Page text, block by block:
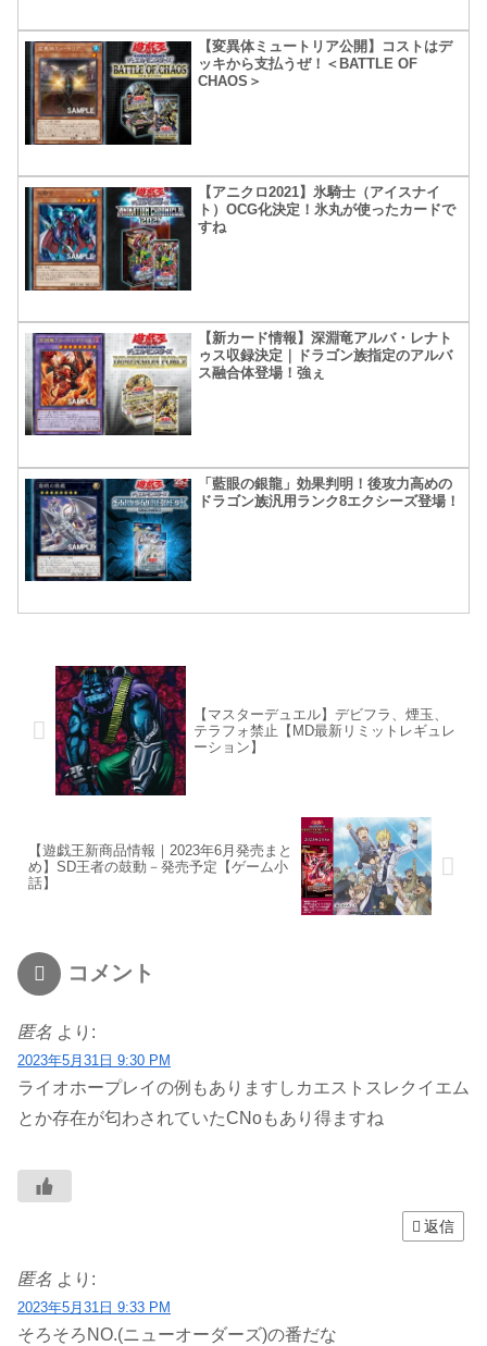
【変異体ミュートリア公開】コストはデ
ッキから支払うぜ！＜BATTLE OF
CHAOS＞
【アニクロ2021】氷騎士（アイスナイ
ト）OCG化決定！氷丸が使ったカードで
すね
【新カード情報】深淵竜アルバ・レナト
ゥス収録決定｜ドラゴン族指定のアルバ
ス融合体登場！強ぇ
「藍眼の銀龍」効果判明！後攻力高めの
ドラゴン族汎用ランク8エクシーズ登場！
【マスターデュエル】デビフラ、煙玉、
テラフォ禁止【MD最新リミットレギュレ
ーション】
【遊戯王新商品情報｜2023年6月発売まと
め】SD王者の鼓動－発売予定【ゲーム小
話】
コメント
匿名 より:
2023年5月31日 9:30 PM
ライオホープレイの例もありますしカエストスレクイエム
とか存在が匂わされていたCNoもあり得ますね
返信
匿名 より:
2023年5月31日 9:33 PM
そろそろNO.(ニューオーダーズ)の番だな